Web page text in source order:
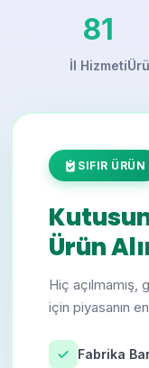
81
İl Hizmeti
SIFIR ÜRÜN
Ürün
Hiç açılmamış,
için piyasanın
Fabrika